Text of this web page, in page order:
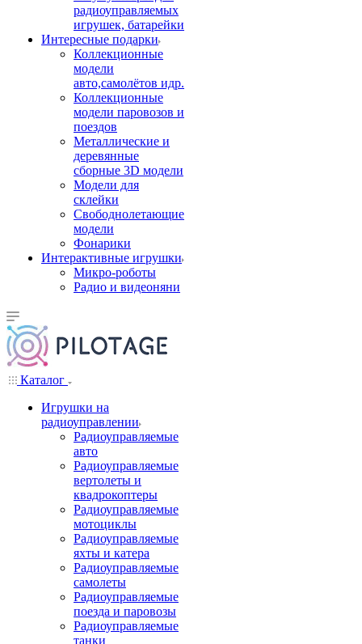
радиоуправляемых
игрушек, батарейки
Интересные подарки
Коллекционные
модели
авто,самолётов идр.
Коллекционные
модели паровозов и
поездов
Металлические и
деревянные
сборные 3D модели
Модели для
склейки
Свободнолетающие
модели
Фонарики
Интерактивные игрушки
Микро-роботы
Радио и видеоняни
Каталог
Игрушки на
радиоуправлении
Радиоуправляемые
авто
Радиоуправляемые
вертолеты и
квадрокоптеры
Радиоуправляемые
мотоциклы
Радиоуправляемые
яхты и катера
Радиоуправляемые
самолеты
Радиоуправляемые
поезда и паровозы
Радиоуправляемые
танки